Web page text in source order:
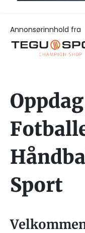
Annonsørinnhold fra
Sport